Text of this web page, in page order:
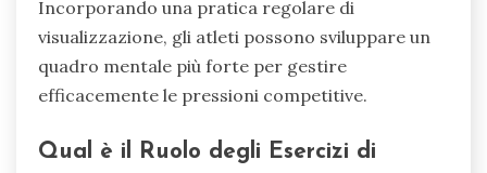
Incorporando una pratica regolare di
visualizzazione, gli atleti possono sviluppare un
quadro mentale più forte per gestire
efficacemente le pressioni competitive.
Qual è il Ruolo degli Esercizi di